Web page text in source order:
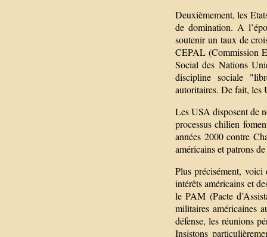
Deuxièmement, les
de domination. A
soutenir un taux de
CEPAL (Commission
Social des Nations
discipline sociale
autoritaires. De fait, les
Les USA disposent de
processus chilien
années 2000 contre
américains et patrons de
Plus précisément,
intérêts américains et
le PAM (Pacte
militaires américaines
défense, les réunions
Insistons